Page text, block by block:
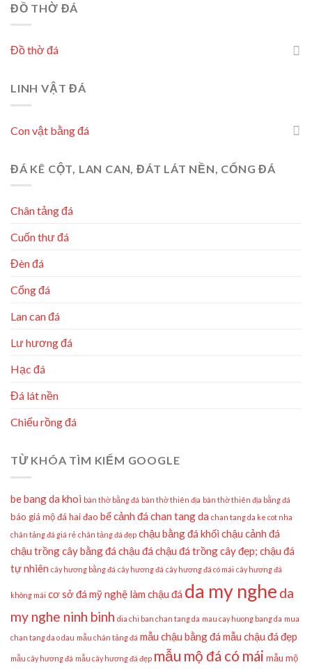
ĐỒ THỜ ĐÁ
Đồ thờ đá
LINH VẬT ĐÁ
Con vật bằng đá
ĐÁ KÊ CỘT, LAN CAN, ĐÁT LÁT NỀN, CỔNG ĐÁ
Chân tảng đá
Cuốn thư đá
Đèn đá
Cổng đá
Lan can đá
Lư hương đá
Hạc đá
Đá lát nền
Chiếu rồng đá
TỪ KHÓA TÌM KIẾM GOOGLE
be bang da khoi bàn thờ bằng đá bàn thờ thiên địa bàn thờ thiên địa bằng đá
báo giá mộ đá hai đao bể cảnh đá chan tang da chan tang da ke cot nha
chân tảng đá giá rẻ chân tảng đá đẹp chậu bằng đá khối chậu cảnh đá
chậu trồng cây bằng đá chậu đá chậu đá trồng cây đẹp; chậu đá
tự nhiên cây hương bằng đá cây hương đá cây hương đá có mái cây hương đá
không mái cơ sở đá mỹ nghệ làm chậu đá da my nghe da
my nghe ninh binh dia chi ban chan tang da mau cay huong bang da mua
chan tang da o dau mẫu chân tảng đá mẫu chậu bằng đá mẫu chậu đá đẹp
mẫu cây hương đá mẫu cây hương đá đẹp mẫu mộ đá có mái mẫu mộ